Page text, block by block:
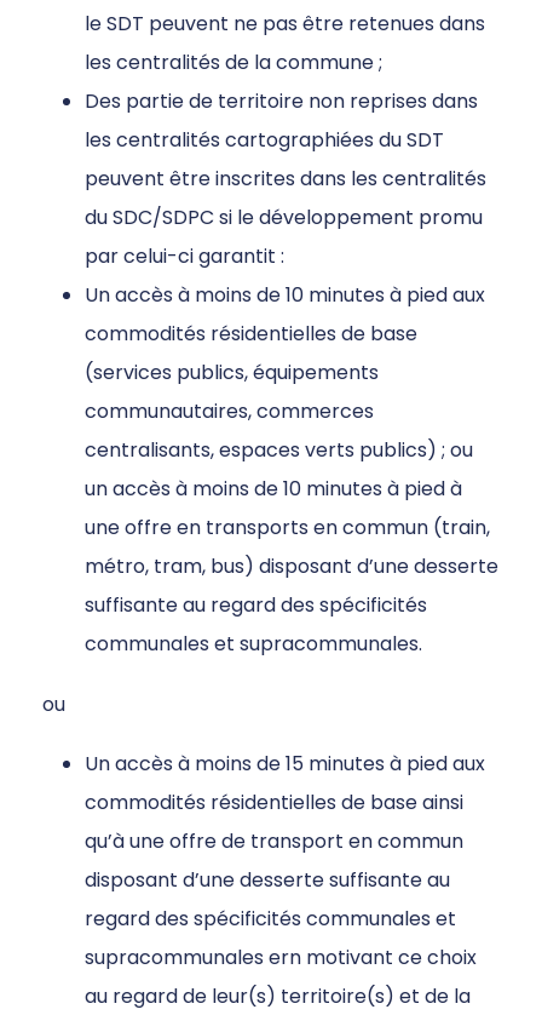
le SDT peuvent ne pas être retenues dans
les centralités de la commune ;
Des partie de territoire non reprises dans
les centralités cartographiées du SDT
peuvent être inscrites dans les centralités
du SDC/SDPC si le développement promu
par celui-ci garantit :
Un accès à moins de 10 minutes à pied aux
commodités résidentielles de base
(services publics, équipements
communautaires, commerces
centralisants, espaces verts publics) ; ou
un accès à moins de 10 minutes à pied à
une offre en transports en commun (train,
métro, tram, bus) disposant d’une desserte
suffisante au regard des spécificités
communales et supracommunales.
ou
Un accès à moins de 15 minutes à pied aux
commodités résidentielles de base ainsi
qu’à une offre de transport en commun
disposant d’une desserte suffisante au
regard des spécificités communales et
supracommunales ern motivant ce choix
au regard de leur(s) territoire(s) et de la